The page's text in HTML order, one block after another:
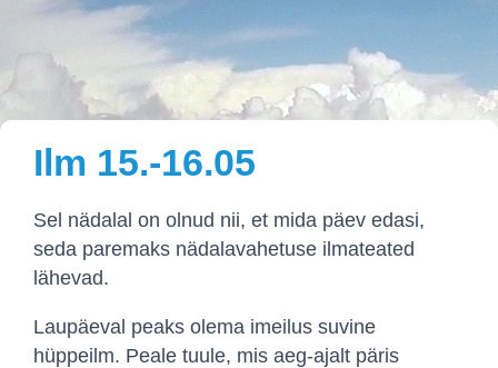
Ilm 15.-16.05
Sel nädalal on olnud nii, et mida päev edasi,
seda paremaks nädalavahetuse ilmateated
lähevad.
Laupäeval peaks olema imeilus suvine
hüppeilm. Peale tuule, mis aeg-ajalt päris